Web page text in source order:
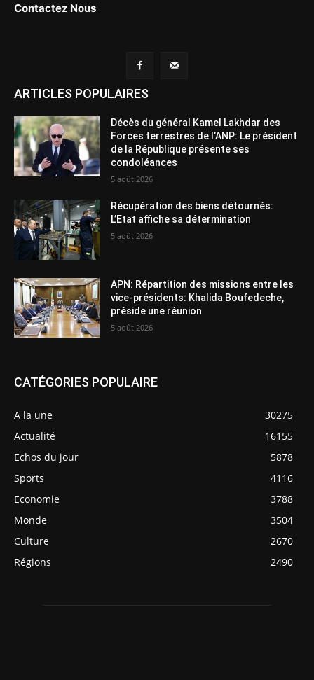
Contactez Nous
ARTICLES POPULAIRES
Décès du général Kamel Lakhdar des
Forces terrestres de l’ANP: Le président
de la République présente ses
condoléances
5 août 2026
Récupération des biens détournés:
L’Etat affiche sa détermination
5 août 2026
APN: Répartition des missions entre les
vice-présidents: Khalida Boufedeche,
préside une réunion
5 août 2026
CATÉGORIES POPULAIRE
A la une
30275
Actualité
16155
Echos du jour
5878
Sports
4116
Economie
3788
Monde
3504
Culture
2670
Régions
2490